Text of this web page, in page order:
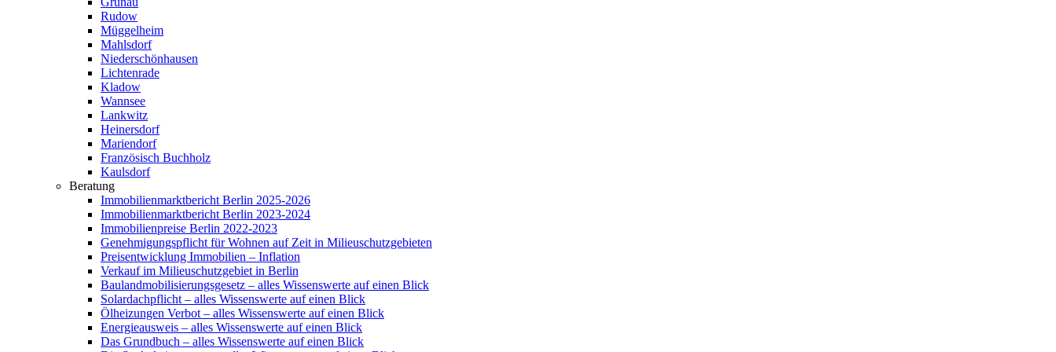
Rudow
Müggelheim
Mahlsdorf
Niederschönhausen
Lichtenrade
Kladow
Wannsee
Lankwitz
Heinersdorf
Mariendorf
Französisch Buchholz
Kaulsdorf
Beratung
Immobilienmarktbericht Berlin 2025-2026
Immobilienmarktbericht Berlin 2023-2024
Immobilienpreise Berlin 2022-2023
Genehmigungspflicht für Wohnen auf Zeit in Milieuschutzgebieten
Preisentwicklung Immobilien – Inflation
Verkauf im Milieuschutzgebiet in Berlin
Baulandmobilisierungsgesetz – alles Wissenswerte auf einen Blick
Solardachpflicht – alles Wissenswerte auf einen Blick
Ölheizungen Verbot – alles Wissenswerte auf einen Blick
Energieausweis – alles Wissenswerte auf einen Blick
Das Grundbuch – alles Wissenswerte auf einen Blick